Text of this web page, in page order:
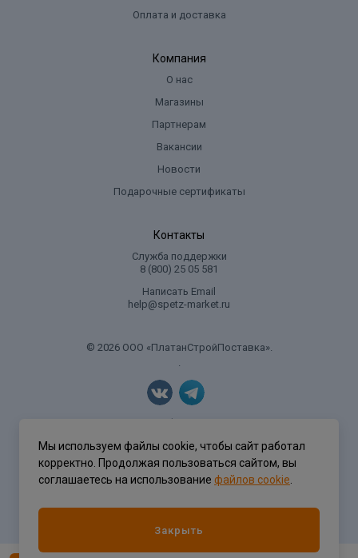
Оплата и доставка
Компания
О нас
Магазины
Партнерам
Вакансии
Новости
Подарочные сертификаты
Контакты
Служба поддержки
8 (800) 25 05 581
Написать Email
help@spetz-market.ru
© 2026 ООО «ПлатанСтройПоставка».
.
Политика конфиденциальности
Мы используем файлы cookie, чтобы сайт работал
корректно. Продолжая пользоваться сайтом, вы
соглашаетесь на использование файлов cookie
Закрыть